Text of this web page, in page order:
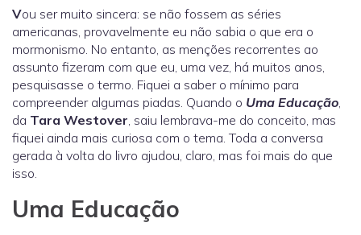
Vou ser muito sincera: se não fossem as séries
americanas, provavelmente eu não sabia o que era o
mormonismo. No entanto, as menções recorrentes ao
assunto fizeram com que eu, uma vez, há muitos anos,
pesquisasse o termo. Fiquei a saber o mínimo para
compreender algumas piadas. Quando o Uma Educação,
da Tara Westover, saiu lembrava-me do conceito, mas
fiquei ainda mais curiosa com o tema. Toda a conversa
gerada à volta do livro ajudou, claro, mas foi mais do que
isso.
Uma Educação